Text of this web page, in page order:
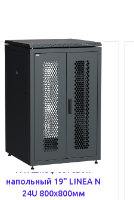
ITK Шкаф сетевой
напольный 19" LINEA N
24U 800х800мм